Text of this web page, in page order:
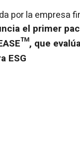
por la empresa
el primer
que
ESG